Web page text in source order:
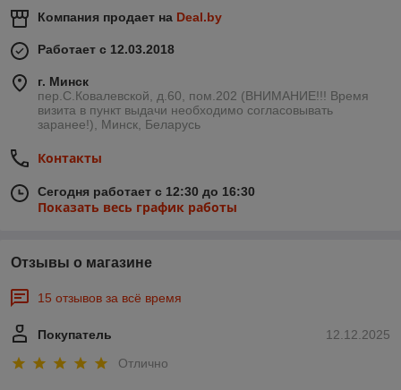
Компания продает на Deal.by
Работает с 12.03.2018
г. Минск
пер.С.Ковалевской, д.60, пом.202 (ВНИМАНИЕ!!! Время
визита в пункт выдачи необходимо согласовывать
заранее!), Минск, Беларусь
Контакты
Сегодня работает с 12:30 до 16:30
Показать весь график работы
Отзывы о магазине
15 отзывов за всё время
12.12.2025
Покупатель
Отлично